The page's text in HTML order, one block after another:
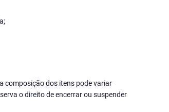
composição dos itens pode variar
o direito de encerrar ou suspender